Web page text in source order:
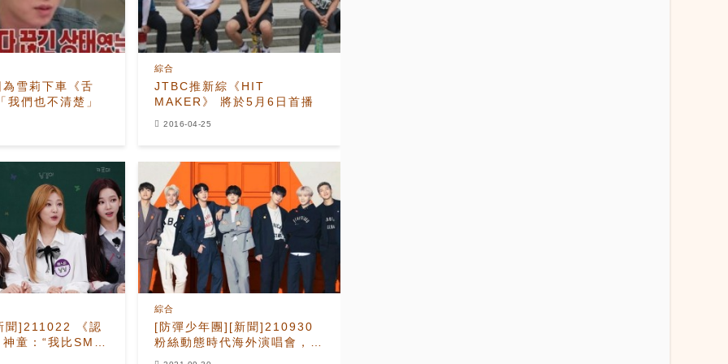
雪莉下車《舌
我們也不清楚」
JTBC推新綜《HIT
MAKER》 將於5月6日首播
綜合
2016-04-25
]211022 《認
童：“我比SM先
[防彈少年團][新聞]210930
粉絲動態時代海外演唱會，
綜合